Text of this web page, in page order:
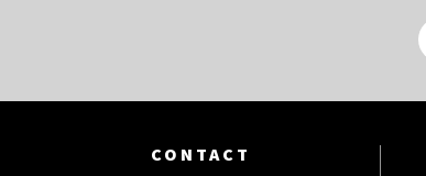
CONTACT